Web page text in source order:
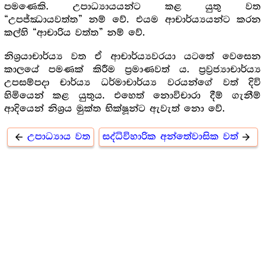
පමණෙකි. උපාධ්‍යායයන්ට කළ යුතු වත
“උපජ්ඣායවත්ත” නම් වේ. එයම ආචාර්ය්‍යයන්ට කරන
කල්හි “ආචාරිය වත්ත” නම් වේ.
නිශ්‍ර‍යාචාර්ය්‍ය වත ඒ ආචාර්ය්‍යවරයා යටතේ වෙසෙන
කාලයේ පමණක් කිරීම ප්‍ර‍මාණවත් ය. ප්‍ර‍ව්‍ර‍ජ්‍යාචාර්ය්‍ය
උපසම්පදා චාර්ය්‍ය ධර්මාචාර්ය්‍ය වරයන්ගේ වත් දිවි
හිමියෙන් කළ යුතුය. එහෙත් නොවිචාරා දීම් ගැනීම්
ආදියෙන් නිශ්‍ර‍ය මුක්ත භික්ෂූන්ට ඇවැත් නො වේ.
arrow_back උපාධ්‍යාය වත සද්ධිවිහාරික අන්තේවාසික වත් arrow_forward